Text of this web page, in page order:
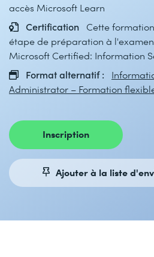
accès Microsoft Learn
Certification Cette
étape de préparation à
Microsoft Certified: Information
Format alternatif :
Administrator – Formation
Inscription
Ajouter à la liste